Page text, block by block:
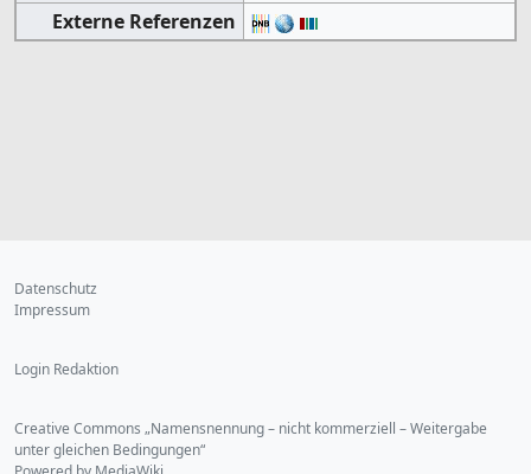
Externe Referenzen
Datenschutz
Impressum
Login Redaktion
Creative Commons „Namensnennung – nicht kommerziell – Weitergabe
unter gleichen Bedingungen“